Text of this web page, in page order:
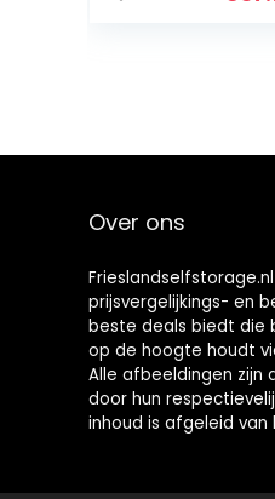
Over ons
prijsvergelijkings- en
beste deals biedt die
op de hoogte houdt
Alle afbeeldingen zijn
door hun
inhoud is afgeleid van